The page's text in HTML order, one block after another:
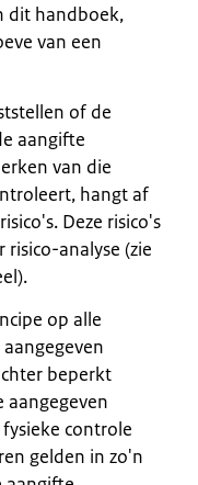
dit handboek,
van een
of de
aangifte
van die
hangt af
Deze risico's
analyse (zie
op alle
beperkt
controle
gelden in zo'n